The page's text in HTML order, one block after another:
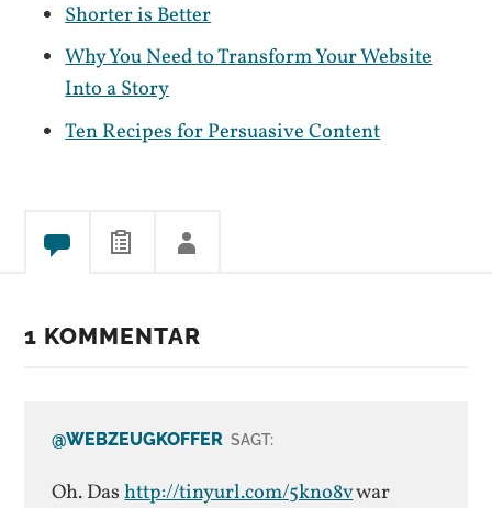
Shorter is Better
Why You Need to Transform Your Website
Into a Story
Ten Recipes for Persuasive Content
1 KOMMENTAR
@WEBZEUGKOFFER SAGT:
Oh. Dashttp://tinyurl.com/5kno8vwar